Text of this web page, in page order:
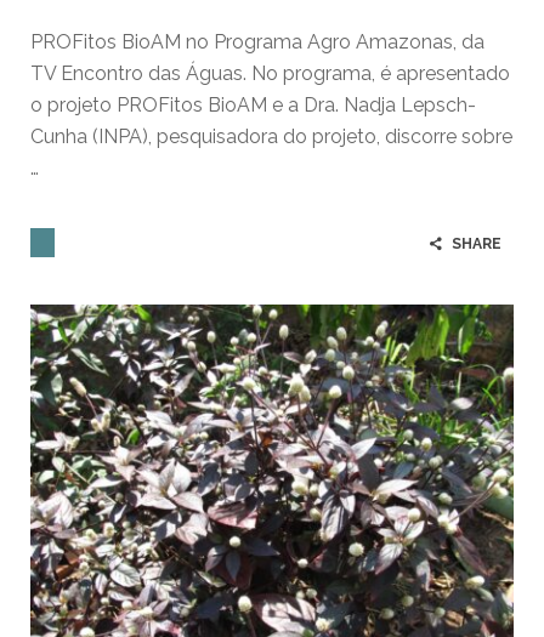
PROFitos BioAM no Programa Agro Amazonas, da
TV Encontro das Águas. No programa, é apresentado
o projeto PROFitos BioAM e a Dra. Nadja Lepsch-
Cunha (INPA), pesquisadora do projeto, discorre sobre
…
SHARE